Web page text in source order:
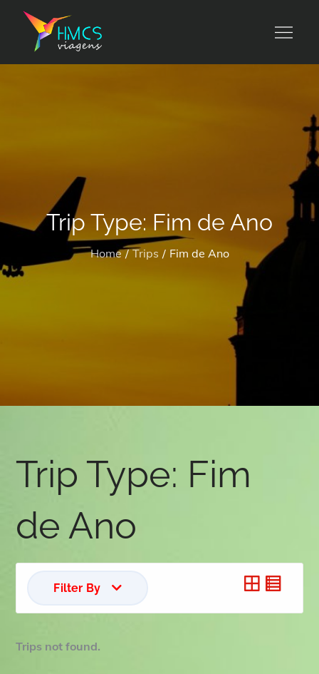
content
Trip Type: Fim de Ano
Home Trips Fim de Ano
Trip Type: Fim
de Ano
Filter By
Trips not found.